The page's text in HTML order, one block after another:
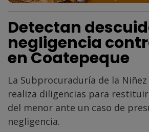
Detectan
negligencia
en Coatepeque
La Subprocuraduría de la Niñez
realiza diligencias para
del menor ante un caso de
negligencia.